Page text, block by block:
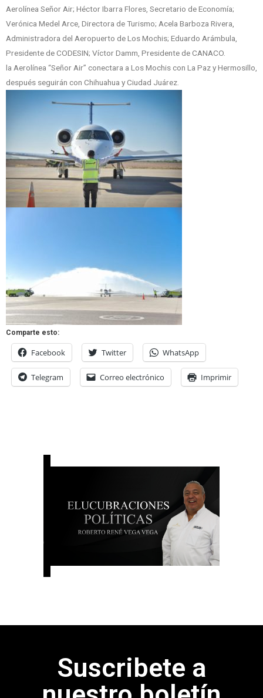
Aerolínea Señor Air; Héctor Ibarra Flores, Secretario de Economía;
Verónica Medel Arce, Directora de Turismo; Acela Barboza Rivera,
Administradora del Aeropuerto de Los Mochis; Eduardo Arámbula,
Presidente de CODESIN; Víctor Damm, Presidente de CANACO.
la Aerolínea “Señor Air” conectara a Los Mochis con La Paz y Hermosillo,
después seguirán con Chihuahua y Ciudad Juárez.
Comparte esto:
Facebook Twitter WhatsApp
Telegram Correo electrónico Imprimir
Suscribete a